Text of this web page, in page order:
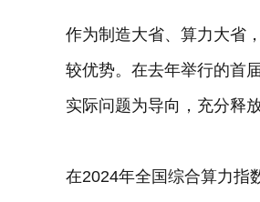
作为制造大省、算力大省
较优势。在去年举行的首
实际问题为导向，充分释
在2024年全国综合算力指